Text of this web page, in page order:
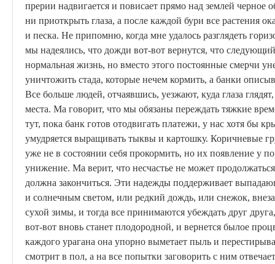
прерии надвигается и повисает прямо над землей
ни приоткрыть глаза, а после каждой бури все растения
и песка. Не припомню, когда мне удалось разглядеть
мы надеялись, что дожди вот-вот вернутся, что
нормальная жизнь, но вместо этого постоянные смерчи
уничтожить стада, которые нечем кормить, а банки
Все больше людей, отчаявшись, уезжают, куда глаза
места. Ма говорит, что мы обязаны переждать тяжкие
тут, пока банк готов отодвигать платежи, у нас хотя бы
умудряется выращивать тыквы и картошку. Коричневые
уже не в состоянии себя прокормить, но их появление у
унижение. Ма верит, что несчастье не может
должна закончиться. Эти надежды поддерживает
и солнечным светом, или редкий дождь, или снежок,
сухой зимы, и тогда все принимаются убеждать друг
вот-вот вновь станет плодородной, и вернется былое
каждого урагана она упорно выметает пыль и
смотрит в пол, а на все попытки заговорить с ним